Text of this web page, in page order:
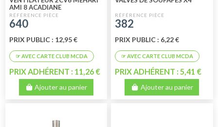
AMI 8 ACADIANE
640
PRIX PUBLIC : 12,95 €
PRIX ADHÉRENT : 11,26 €
Ajouter au panier
382
PRIX PUBLIC : 6,22 €
PRIX ADHÉRENT : 5,41 €
Ajouter au panier